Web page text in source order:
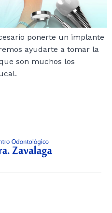
ponerte un implante
ayudarte a tomar la
son muchos los